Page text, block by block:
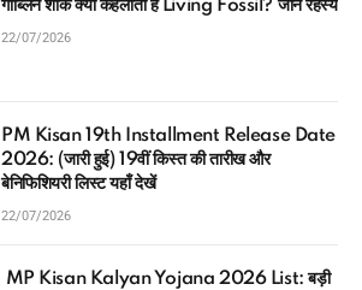
गोब्लिन शार्क क्यों कहलाती है Living Fossil? जानें रहस्य
22/07/2026
PM Kisan 19th Installment Release Date
2026: (जारी हुई) 19वीं किस्त की तारीख और
बेनिफिशियरी लिस्ट यहाँ देखें
22/07/2026
MP Kisan Kalyan Yojana 2026 List: बड़ी